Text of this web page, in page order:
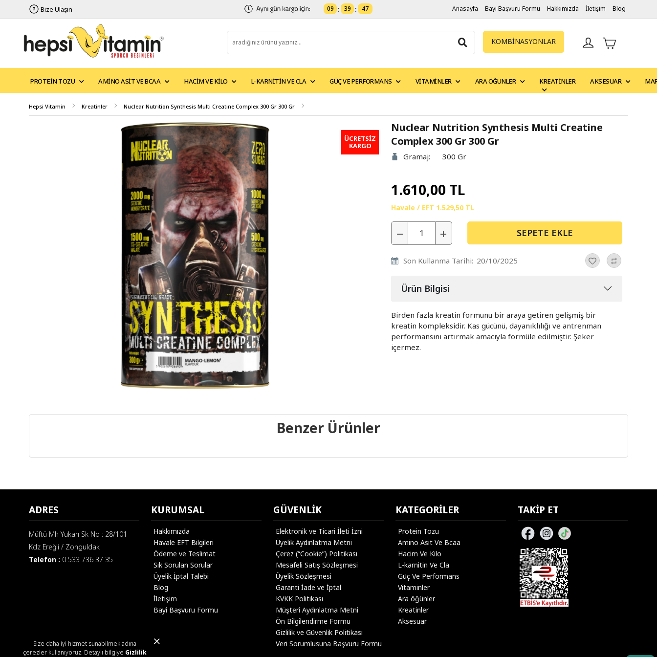
Size daha iyi hizmet sunabilmek adına
çerezler kullanıyoruz. Detaylı bilgiye Gizlilik
Bize Ulaşın 09 : 39 : 47 Anasayfa Bayi Başvuru Formu Hakkımızda İletişim Blog
KOMBİNASYONLAR
PROTEIN TOZU AMINO ASIT VE BCAA HACIM VE KILO L-KARNITIN VE CLA GÜÇ VE PERFORMANS VITAMINLER ARA ÖĞÜNLER KREATINLER AKSESUAR
Hepsi Vitamin Kreatinler Nuclear Nutrition Synthesis Multi Creatine Complex 300 Gr 300 Gr
ÜCRETSİZ
KARGO
Nuclear Nutrition Synthesis Multi Creatine
Complex 300 Gr 300 Gr
Gramaj: 300 Gr
1.610,00 TL
Havale / EFT 1.529,50 TL
SEPETE EKLE
Son Kullanma Tarihi: 20/10/2025
Ürün Bilgisi
Birden fazla kreatin formunu bir araya getiren gelişmiş bir
kreatin kompleksidir. Kas gücünü, dayanıklılığı ve antrenman
performansını artırmak amacıyla formüle edilmiştir. Şeker
içermez.
Benzer Ürünler
ADRES
Müftü Mh Yukarı Sk No : 28/101
Kdz Ereğli / Zonguldak
Telefon : 0 533 736 37 35
KURUMSAL
Hakkımızda
Havale EFT Bilgileri
Ödeme ve Teslimat
Sık Sorulan Sorular
Üyelik İptal Talebi
Blog
İletişim
Bayi Başvuru Formu
GÜVENLIK
Elektronik ve Ticari İleti İzni
Üyelik Aydınlatma Metni
Çerez (“Cookie”) Politikası
Mesafeli Satış Sözleşmesi
Üyelik Sözleşmesi
Garanti İade ve İptal
KVKK Politikası
Müşteri Aydınlatma Metni
Ön Bilgilendirme Formu
Gizlilik ve Güvenlik Politikası
Veri Sorumlusuna Başvuru Formu
KATEGORILER
Protein Tozu
Amino Asit Ve Bcaa
Hacim Ve Kilo
L-karnitin Ve Cla
Güç Ve Performans
Vitaminler
Ara öğünler
Kreatinler
Aksesuar
TAKIP ET